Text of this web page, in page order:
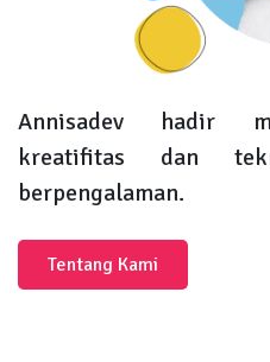
Annisadev hadir
kreatifitas dan
berpengalaman.
Tentang Kami